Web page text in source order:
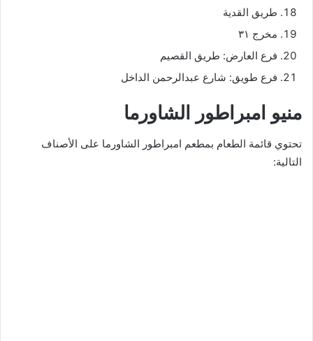
طريق القدية
مخرج ٣١
فرع العارض: طريق القصيم
فرع طويق: شارع عبدالرحمن الداخل
منيو امبراطور الشاورما
تحتوي قائمة الطعام بمطعم امبراطور الشاورما على الأصناف
التالية: